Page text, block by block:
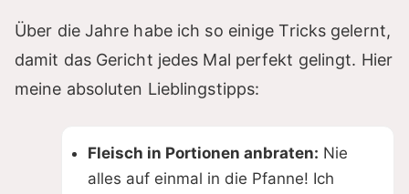
Über die Jahre habe ich so einige Tricks gelernt,
damit das Gericht jedes Mal perfekt gelingt. Hier
meine absoluten Lieblingstipps:
Fleisch in Portionen anbraten: Nie
alles auf einmal in die Pfanne! Ich